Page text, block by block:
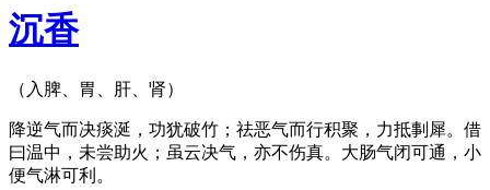
沉香
（入脾、胃、肝、肾）
降逆气而决痰涎，功犹破竹；祛恶气而行积聚，力抵剚犀。借
曰温中，未尝助火；虽云决气，亦不伤真。大肠气闭可通，小
便气淋可利。